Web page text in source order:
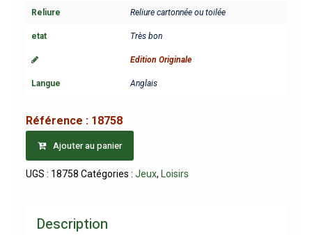
Reliure Reliure cartonnée ou toilée
etat Très bon
Edition Originale
Langue Anglais
Référence : 18758
Ajouter au panier
UGS : 18758 Catégories : Jeux, Loisirs
Description